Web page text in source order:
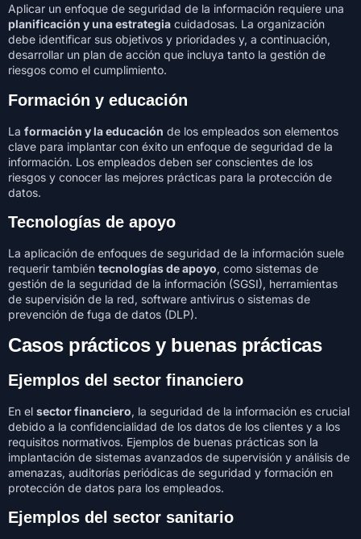
Aplicar un enfoque de seguridad de la información requiere una
planificación y una estrategia cuidadosas. La organización
debe identificar sus objetivos y prioridades y, a continuación,
desarrollar un plan de acción que incluya tanto la gestión de
riesgos como el cumplimiento.
Formación y educación
La formación y la educación de los empleados son elementos
clave para implantar con éxito un enfoque de seguridad de la
información. Los empleados deben ser conscientes de los
riesgos y conocer las mejores prácticas para la protección de
datos.
Tecnologías de apoyo
La aplicación de enfoques de seguridad de la información suele
requerir también tecnologías de apoyo, como sistemas de
gestión de la seguridad de la información (SGSI), herramientas
de supervisión de la red, software antivirus o sistemas de
prevención de fuga de datos (DLP).
Casos prácticos y buenas prácticas
Ejemplos del sector financiero
En el sector financiero, la seguridad de la información es crucial
debido a la confidencialidad de los datos de los clientes y a los
requisitos normativos. Ejemplos de buenas prácticas son la
implantación de sistemas avanzados de supervisión y análisis de
amenazas, auditorías periódicas de seguridad y formación en
protección de datos para los empleados.
Ejemplos del sector sanitario